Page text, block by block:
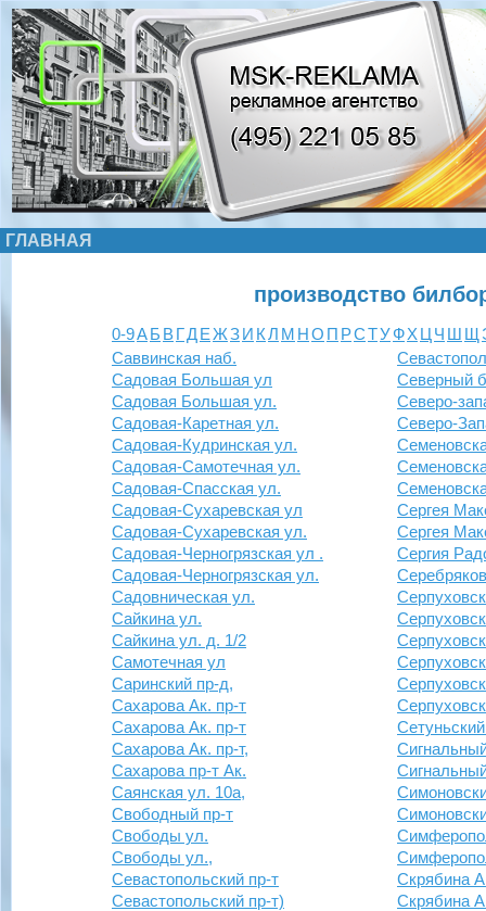
ГЛАВНАЯ
производство
0-9АБ ВГДЕЖЗИ КЛ М НО П РСТУФХ Ц Ч Ш Щ
Саввинская наб.
Садовая Большая ул
Садовая Большая ул.
Садовая-Каретная ул.
Садовая-Кудринская ул.
Садовая-Самотечная ул.
Садовая-Спасская ул.
Садовая-Сухаревская ул
Садовая-Сухаревская ул.
Садовая-Черногрязская ул .
Садовая-Черногрязская ул.
Садовническая ул.
Сайкина ул.
Сайкина ул. д. 1/2
Самотечная ул
Саринский пр-д,
Сахарова Ак. пр-т
Сахарова Ак. пр-т
Сахарова Ак. пр-т,
Сахарова пр-т Ак.
Саянская ул. 10а,
Свободный пр-т
Свободы ул.
Свободы ул.,
Севастопольский пр-т
Севастопольский пр-т)
Северный
Северо-
Северо-
Сергея
Сергея
Сергия
Скрябина
Скрябина